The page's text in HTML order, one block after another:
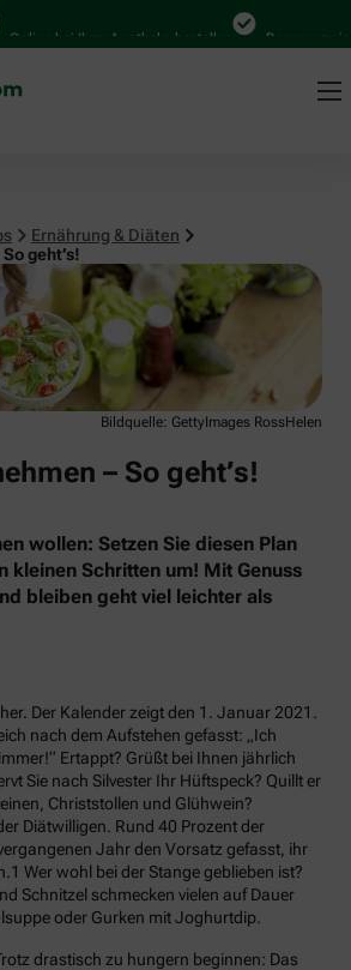
bei Ihrer Apotheke bestellen Bequem
Ernährung & Diäten
geht’s!
Bildquelle: GettyImages RossHelen
– So geht’s!
wollen: Setzen Sie diesen Plan
kleinen Schritten um! Mit Genuss
bleiben geht viel leichter als
Der Kalender zeigt den 1. Januar 2021.
nach dem Aufstehen gefasst: „Ich
Ertappt? Grüßt bei Ihnen jährlich
Sie nach Silvester Ihr Hüftspeck? Quillt er
Christstollen und Glühwein?
Diätwilligen. Rund 40 Prozent der
Jahr den Vorsatz gefasst, ihr
Wer wohl bei der Stange geblieben ist?
Schnitzel schmecken vielen auf Dauer
oder Gurken mit Joghurtdip.
drastisch zu hungern beginnen: Das